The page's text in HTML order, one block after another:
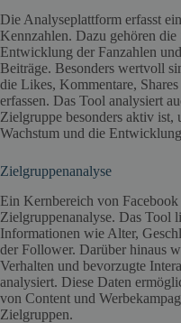
Die Analyseplattform erfasst
Kennzahlen. Dazu gehören
Entwicklung der Fanzahlen
Beiträge. Besonders wertvoll
die Likes, Kommentare,
erfassen. Das Tool analysiert
Zielgruppe besonders aktiv
Wachstum und die
Zielgruppenanalyse
Ein Kernbereich von
Zielgruppenanalyse. Das Tool
Informationen wie Alter,
der Follower. Darüber hinaus
Verhalten und bevorzugte
analysiert. Diese Daten
von Content und
Zielgruppen.